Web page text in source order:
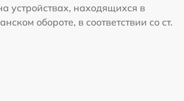
устройствах, находящихся в
обороте, в соответствии со ст.